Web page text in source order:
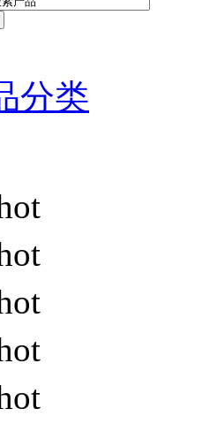
分类